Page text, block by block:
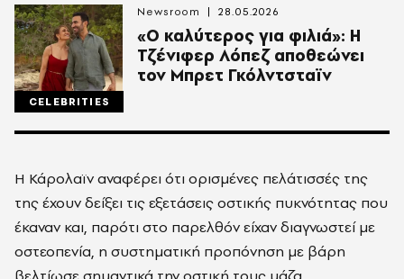
CELEBRITIES
«Ο καλύτερος για φιλιά»: Η
Τζένιφερ Λόπεζ αποθεώνει
τον Μπρετ Γκόλντσταϊν
Newsroom 28.05.2026
Η Κάρολαϊν αναφέρει ότι ορισμένες πελάτισσές της
της έχουν δείξει τις εξετάσεις οστικής πυκνότητας που
έκαναν και, παρότι στο παρελθόν είχαν διαγνωστεί με
οστεοπενία, η συστηματική προπόνηση με βάρη